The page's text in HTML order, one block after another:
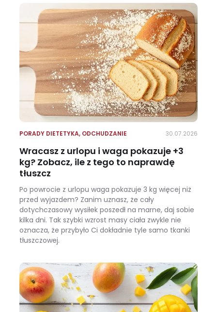
PORADY DIETETYKA, ODCHUDZANIE 30.07.2026
Wracasz z urlopu i waga pokazuje +3
kg? Zobacz, ile z tego to naprawdę
tłuszcz
Po powrocie z urlopu waga pokazuje 3 kg więcej niż
przed wyjazdem? Zanim uznasz, że cały
dotychczasowy wysiłek poszedł na marne, daj sobie
kilka dni. Tak szybki wzrost masy ciała zwykle nie
oznacza, że przybyło Ci dokładnie tyle samo tkanki
tłuszczowej.